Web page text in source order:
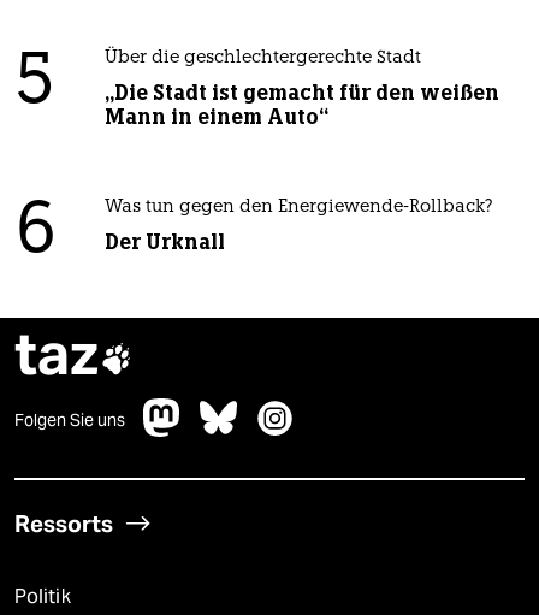
5 Über die geschlechtergerechte Stadt
„Die Stadt ist gemacht für den weißen
Mann in einem Auto“
6 Was tun gegen den Energiewende-Rollback?
Der Urknall
taz
Folgen Sie uns
Ressorts
Politik